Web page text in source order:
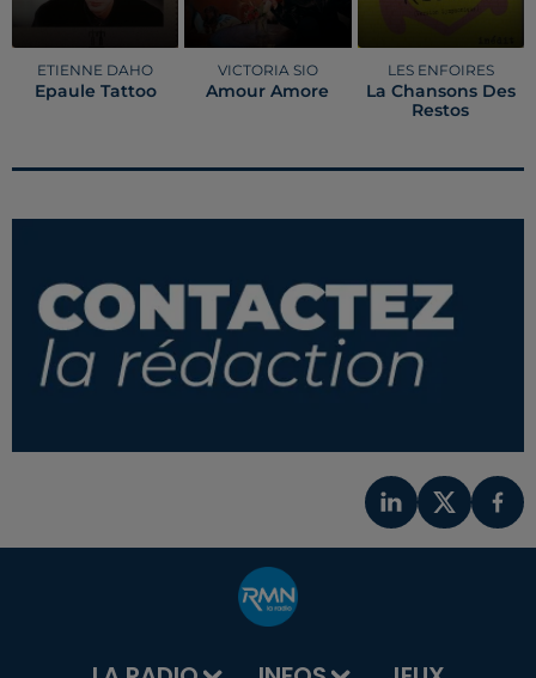
ETIENNE DAHO
Epaule Tattoo
VICTORIA SIO
Amour Amore
LES ENFOIRES
La Chansons Des
Restos